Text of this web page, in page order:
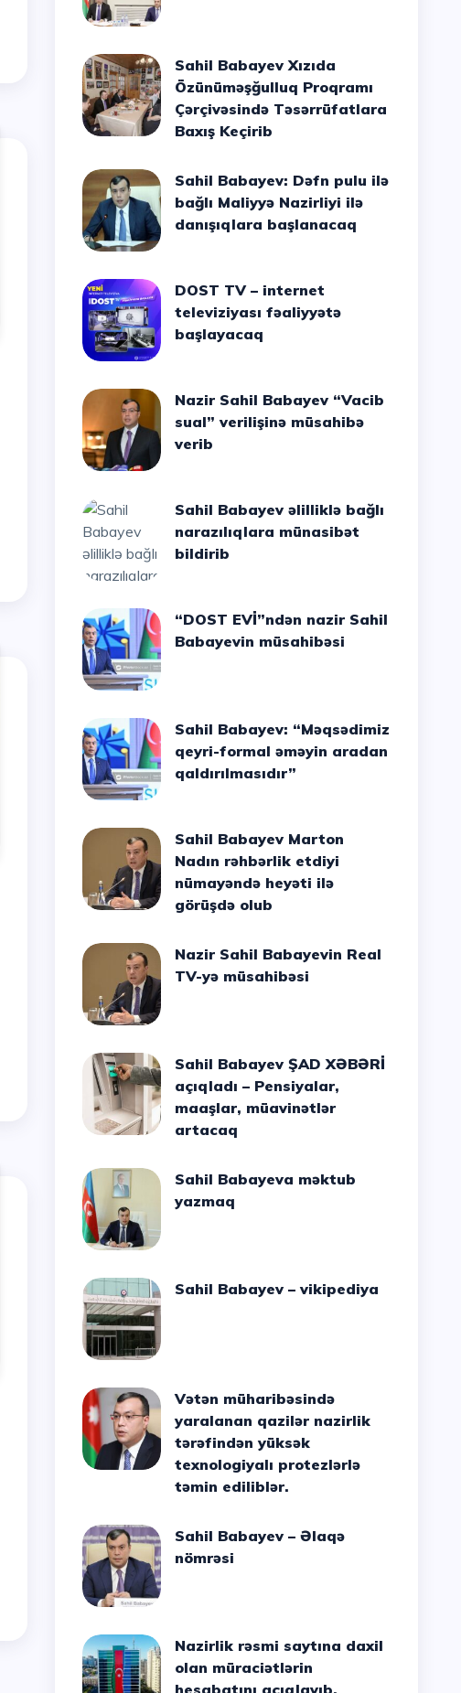
Sahil Babayev Xızıda
Özünüməşğulluq Proqramı
Çərçivəsində Təsərrüfatlara
Baxış Keçirib
Sahil Babayev: Dəfn pulu ilə
bağlı Maliyyə Nazirliyi ilə
danışıqlara başlanacaq
DOST TV – internet
televiziyası fəaliyyətə
başlayacaq
Nazir Sahil Babayev “Vacib
sual” verilişinə müsahibə
verib
Sahil Babayev əlilliklə bağlı
narazılıqlara münasibət
bildirib
“DOST EVİ”ndən nazir Sahil
Babayevin müsahibəsi
Sahil Babayev: “Məqsədimiz
qeyri-formal əməyin aradan
qaldırılmasıdır”
Sahil Babayev Marton
Nadın rəhbərlik etdiyi
nümayəndə heyəti ilə
görüşdə olub
Nazir Sahil Babayevin Real
TV-yə müsahibəsi
Sahil Babayev ŞAD XƏBƏRİ
açıqladı – Pensiyalar,
maaşlar, müavinətlər
artacaq
Sahil Babayeva məktub
yazmaq
Sahil Babayev – vikipediya
Vətən müharibəsində
yaralanan qazilər nazirlik
tərəfindən yüksək
texnologiyalı protezlərlə
təmin ediliblər.
Sahil Babayev – Əlaqə
nömrəsi
Nazirlik rəsmi saytına daxil
olan müraciətlərin
hesabatını açıqlayıb.